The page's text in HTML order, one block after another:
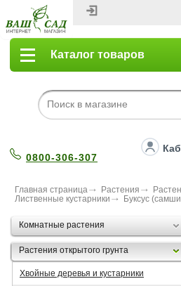
Каталог товаров
0800-306-307
Главная страница Растения
Лиственные кустарники
Буксус
Комнатные растения
Растения открытого грунта
Хвойные деревья и кустарники